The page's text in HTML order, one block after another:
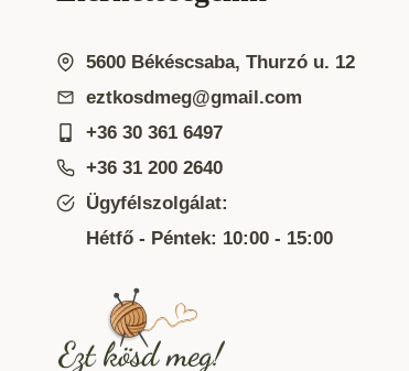
5600 Békéscsaba, Thurzó u. 12
eztkosdmeg@gmail.com
+36 30 361 6497
+36 31 200 2640
Ügyfélszolgálat:
Hétfő - Péntek: 10:00 - 15:00